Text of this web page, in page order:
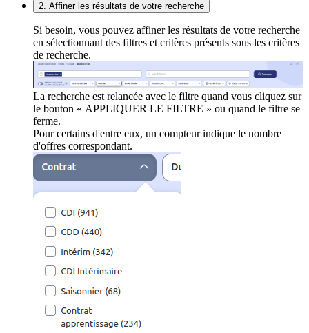
2. Affiner les résultats de votre recherche
Si besoin, vous pouvez affiner les résultats de votre recherche
en sélectionnant des filtres et critères présents sous les critères
de recherche.
La recherche est relancée avec le filtre quand vous cliquez sur
le bouton « APPLIQUER LE FILTRE » ou quand le filtre se
ferme.
Pour certains d'entre eux, un compteur indique le nombre
d'offres correspondant.